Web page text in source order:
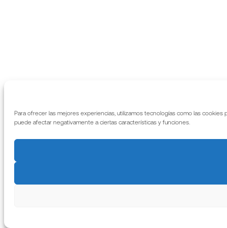
Para ofrecer las mejores experiencias, utilizamos tecnologías como las
puede afectar negativamente a ciertas características y funciones.